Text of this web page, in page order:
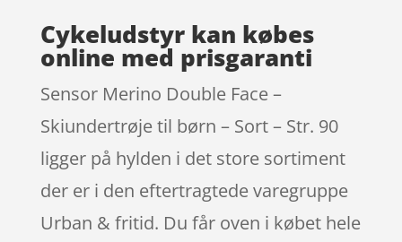
Cykeludstyr kan købes
online med prisgaranti
Sensor Merino Double Face –
Skiundertrøje til børn – Sort – Str. 90
ligger på hylden i det store sortiment
der er i den eftertragtede varegruppe
Urban & fritid. Du får oven i købet hele